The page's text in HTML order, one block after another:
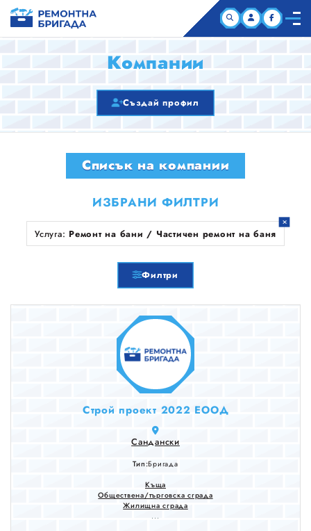
КОМПАНИИ
ЗА НАС
Компании
Създай профил
Списък на компании
ИЗБРАНИ ФИЛТРИ
Услуга: Ремонт на бани / Частичен ремонт на баня
Филтри
Строй проект 2022 ЕООД
Сандански
Тип:Бригада
Къща
Обществена/търговска сграда
Жилищна сграда
...